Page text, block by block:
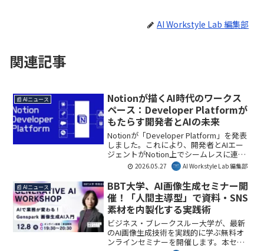
AI Workstyle Lab 編集部
関連記事
📰 AIニュース
Notionが描くAI時代のワークス
ペース：Developer Platformが
もたらす開発者とAIの未来
Notionが「Developer Platform」を発表
しました。これにより、開発者とAIエー
ジェントがNotion上でシームレスに連携
し、ワークフローの自動化や外部データ
連携が強化されます。この進化は、AIが
日々の業務に深く統合され、チームの生
産性を飛躍的に向上させる未来を示唆し
ています。本記事では、その要点を解説
します。
2026.05.27 AI Workstyle Lab 編集部
📰 AIニュース
BBT大学、AI画像生成セミナー開
催！「人間主導型」で資料・SNS
素材を内製化する実践術
ビジネス・ブレークスルー大学が、最新
のAI画像生成技術を実践的に学ぶ無料オ
ンラインセミナーを開催します。本セミ